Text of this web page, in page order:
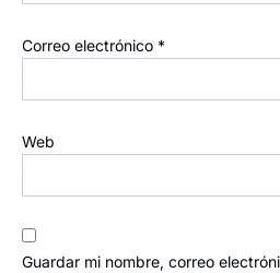
Correo electrónico *
Web
Guardar mi nombre, correo